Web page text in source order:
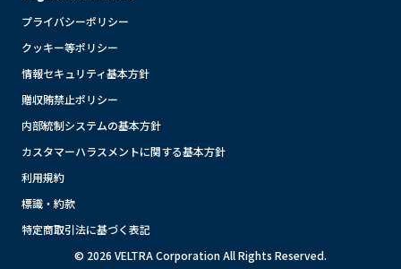
プライバシーポリシー
クッキー等ポリシー
情報セキュリティ基本方針
贈収賄禁止ポリシー
内部統制システムの基本方針
カスタマーハラスメントに関する基本方針
利用規約
標識・約款
特定商取引法に基づく表記
© 2026 VELTRA Corporation All Rights Reserved.